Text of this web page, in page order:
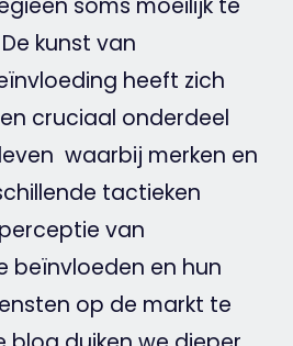
kunst van
heeft zich
cruciaal onderdeel
waarbij merken en
tactieken
van
beïnvloeden en hun
op de markt te